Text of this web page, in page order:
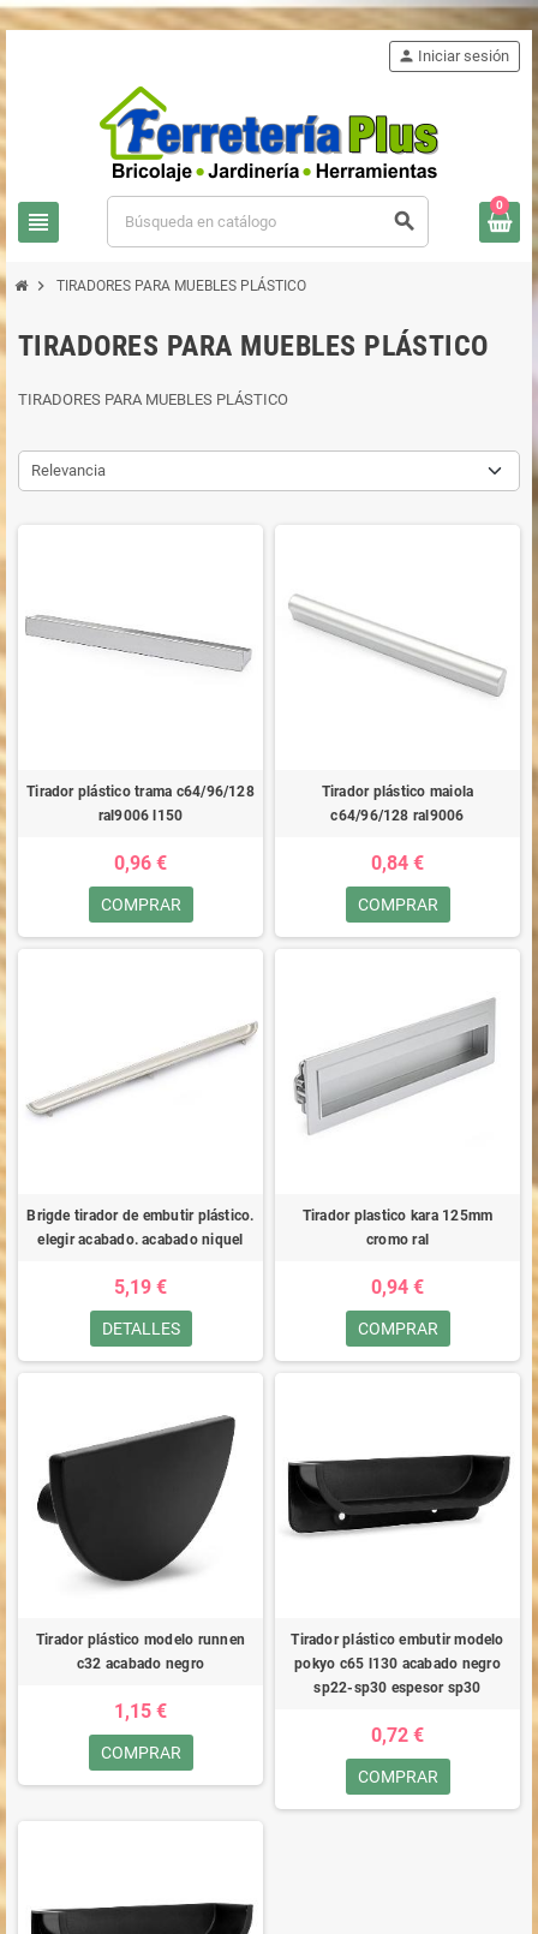
view_headline search
person Iniciar sesión
0
chevron_right TIRADORES PARA MUEBLES PLÁSTICO
TIRADORES PARA MUEBLES PLÁSTICO
TIRADORES PARA MUEBLES PLÁSTICO
Relevancia
Tirador plástico trama c64/96/128
ral9006 l150
0,96 €
COMPRAR
Tirador plástico maiola
c64/96/128 ral9006
0,84 €
COMPRAR
Brigde tirador de embutir plástico.
elegir acabado. acabado niquel
5,19 €
DETALLES
Tirador plastico kara 125mm
cromo ral
0,94 €
COMPRAR
Tirador plástico modelo runnen
c32 acabado negro
1,15 €
COMPRAR
Tirador plástico embutir modelo
pokyo c65 l130 acabado negro
sp22-sp30 espesor sp30
0,72 €
COMPRAR